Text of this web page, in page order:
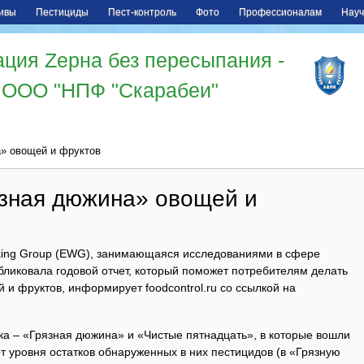
Пестициды Пест-контроль Фото Профессионалам
Zерна без пересыпания -
ООО "НПФ "Скарабеи"
овощей и фруктов
дюжина» овощей и
Group (EWG), занимающаяся исследованиями в сфере
годовой отчет, который поможет потребителям делать
фруктов, информирует foodcontrol.ru со ссылкой на
– «Грязная дюжина» и «Чистые пятнадцать», в которые вошли
остатков обнаруженных в них пестицидов (в «Грязную